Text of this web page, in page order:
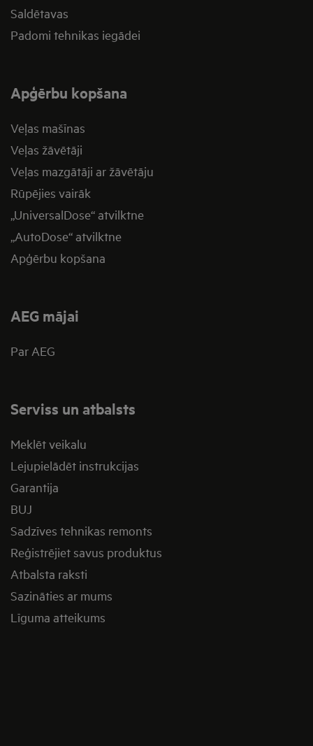
Saldētavas
Padomi tehnikas iegādei
Apģērbu kopšana
Veļas mašīnas
Veļas žāvētāji
Veļas mazgātāji ar žāvētāju
Rūpējies vairāk
„UniversalDose“ atvilktne
„AutoDose“ atvilktne
Apģērbu kopšana
AEG mājai
Par AEG
Serviss un atbalsts
Meklēt veikalu
Lejupielādēt instrukcijas
Garantija
BUJ
Sadzīves tehnikas remonts
Reģistrējiet savus produktus
Atbalsta raksti
Sazināties ar mums
Līguma atteikums